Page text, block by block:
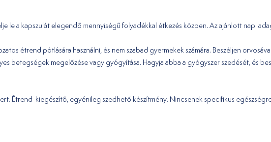
le a kapszulát elegendő mennyiségű folyadékkal étkezés közben. Az ajánlott napi
étrend pótlására használni, és nem szabad gyermekek számára. Beszéljen
betegségek megelőzése vagy gyógyítása. Hagyja abba a gyógyszer szedését, és
Étrend-kiegészítő, egyénileg szedhető készítmény. Nincsenek specifikus